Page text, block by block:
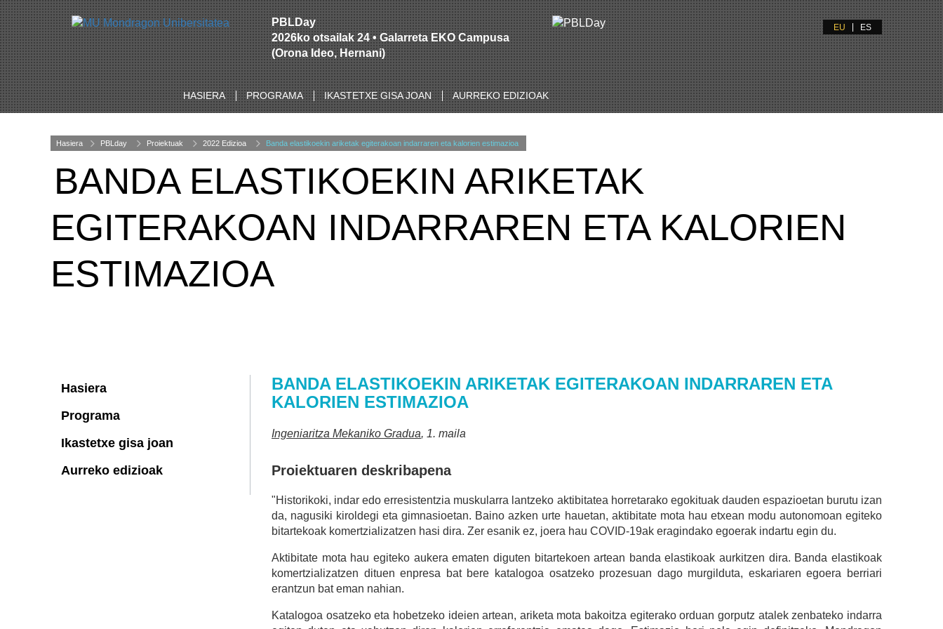
PBLDay
2026ko otsailak 24 • Galarreta EKO Campusa
(Orona Ideo, Hernani)
EU ES
HASIERA PROGRAMA IKASTETXE GISA JOAN AURREKO EDIZIOAK
Hasiera PBLday Proiektuak 2022 Edizioa Banda elastikoekin ariketak egiterakoan indarraren eta kalorien estimazioa
BANDA ELASTIKOEKIN ARIKETAK
EGITERAKOAN INDARRAREN ETA KALORIEN
ESTIMAZIOA
BANDA ELASTIKOEKIN ARIKETAK EGITERAKOAN INDARRAREN ETA
KALORIEN ESTIMAZIOA
Ingeniaritza Mekaniko Gradua, 1. maila
Proiektuaren deskribapena
"Historikoki, indar edo erresistentzia muskularra lantzeko aktibitatea horretarako egokituak dauden espazioetan burutu izan
da, nagusiki kiroldegi eta gimnasioetan. Baino azken urte hauetan, aktibitate mota hau etxean modu autonomoan egiteko
bitartekoak komertzializatzen hasi dira. Zer esanik ez, joera hau COVID-19ak eragindako egoerak indartu egin du.
Aktibitate mota hau egiteko aukera ematen diguten bitartekoen artean banda elastikoak aurkitzen dira. Banda elastikoak
komertzializatzen dituen enpresa bat bere katalogoa osatzeko prozesuan dago murgilduta, eskariaren egoera berriari
erantzun bat eman nahian.
Katalogoa osatzeko eta hobetzeko ideien artean, ariketa mota bakoitza egiterako orduan gorputz atalek zenbateko indarra
Hasiera
Programa
Ikastetxe gisa joan
Aurreko edizioak